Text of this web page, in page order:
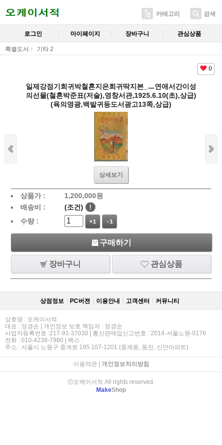
카테고리 검색
로그인 마이페이지 장바구니 관심상품
특별도서 기타 2
0
일제강점기희귀박철혼지은희귀딱지본_ㅡ연애서간이성
의선물(철혼박준표(저술),영창서관,1925.6.10(초),상급)
(육의영광,백발귀등도서광고13쪽,상급)
상세보기
상품가 : 1,200,000원
배송비 :
(조건)
!
수량 :
+1 -1
구매하기
장바구니 관심상품
상점정보 PC버젼 이용안내 고객센터 커뮤니티
상호명 : 오케이서적
대표 : 정경순 | 개인정보 보호 책임자 : 정경순
사업자등록번호 :217-91-37030 | 통신판매업신고번호 : 2014-서울노원-0176
전화 : 010-4238-7980 | 팩스 :
주소 : 서울시 노원구 중계로 195 107-1201 (중계동, 동진, 신안아파트)
이용약관| 개인정보처리방침
ⓒ오케이서적 All rights reserved.
MakeShop